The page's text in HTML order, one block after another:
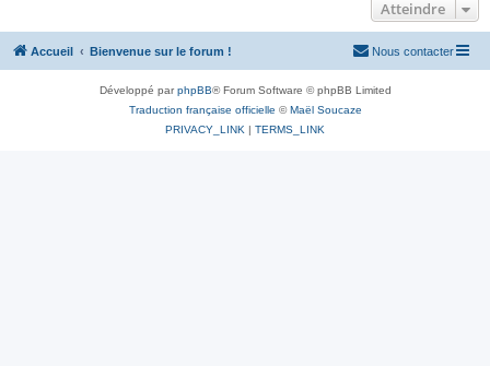
Atteindre
Accueil Bienvenue sur le forum ! Nous contacter
Développé parphpBB® Forum Software © phpBB Limited
Traduction française officielle ©Maël Soucaze
PRIVACY_LINK | TERMS_LINK